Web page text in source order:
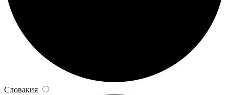
Словакия